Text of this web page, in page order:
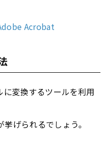
Acrobat
に変換するツールを利用
げられるでしょう。